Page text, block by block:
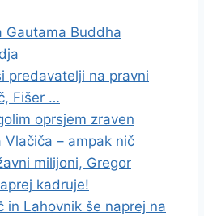
Gautama Buddha
predavatelji na pravni
Fišer …
oprsjem zraven
– ampak nič
milijoni, Gregor
kadruje!
in Lahovnik še naprej na